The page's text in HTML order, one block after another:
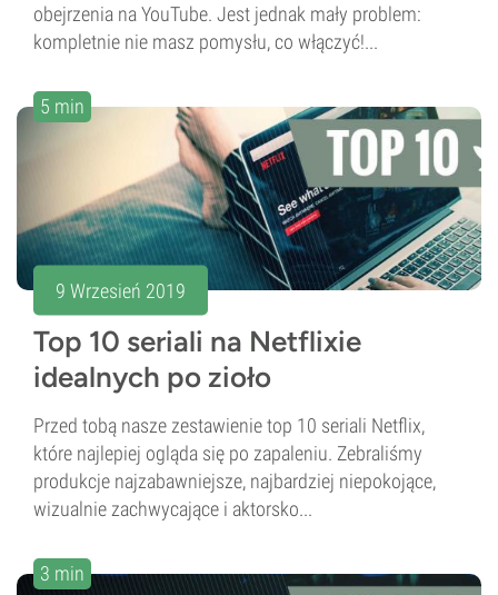
obejrzenia na YouTube. Jest jednak mały problem:
kompletnie nie masz pomysłu, co włączyć!...
5 min
9 Wrzesień 2019
Top 10 seriali na Netflixie
idealnych po zioło
Przed tobą nasze zestawienie top 10 seriali Netflix,
które najlepiej ogląda się po zapaleniu. Zebraliśmy
produkcje najzabawniejsze, najbardziej niepokojące,
wizualnie zachwycające i aktorsko...
3 min